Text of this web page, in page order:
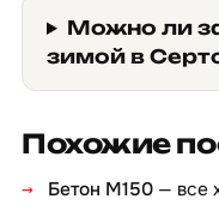
Можно ли
зимой в
Похожие
Бетон М150 — все